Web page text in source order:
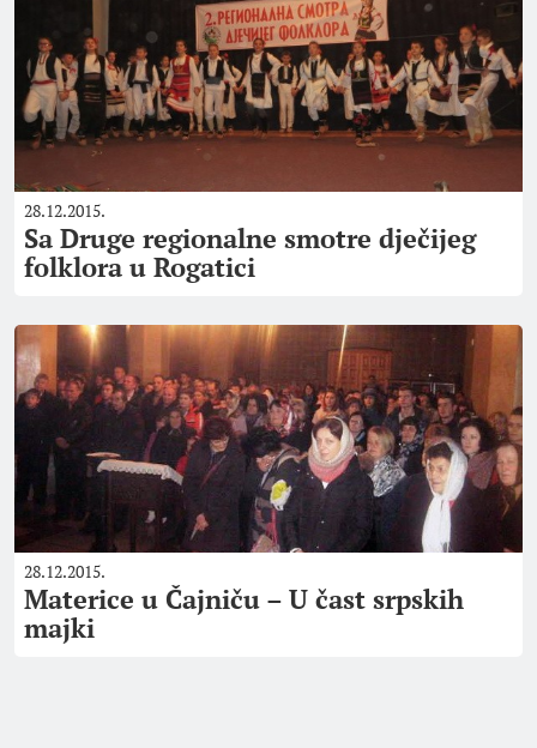
28.12.2015.
Sa Druge regionalne smotre dječijeg
folklora u Rogatici
28.12.2015.
Materice u Čajniču – U čast srpskih
majki